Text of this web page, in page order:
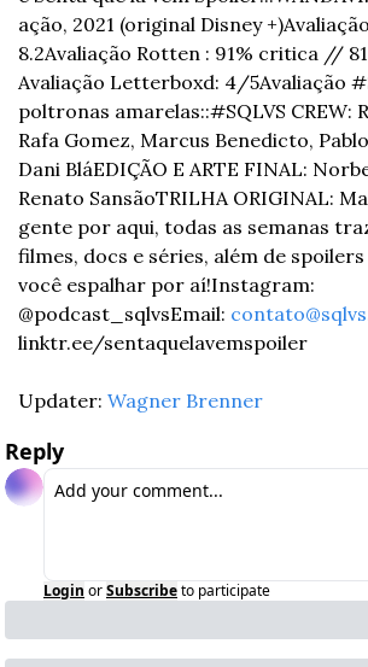
ação, 2021 (original Disney +)
8.2
Avaliação Letterboxd: 4/5Avaliação
poltronas amarelas::#SQLVS CREW:
Rafa Gomez, Marcus Benedicto,
Dani BláEDIÇÃO E ARTE FINAL:
Renato SansãoTRILHA ORIGINAL:
gente por aqui, todas as semanas
filmes, docs e séries, além de
você espalhar por aí!Instagram:
@podcast_sqlvsEmail:
linktr.ee/sentaquelavemspoiler
Updater: Wagner Brenner
Reply
Login orSubscribeto participate